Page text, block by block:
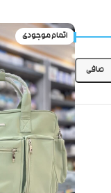
صافی
اتمام موجودی